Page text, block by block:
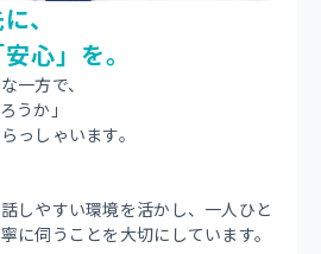
、
心」を。
一方で、
うか」
っしゃいます。
しやすい環境を活かし、一人ひと
に伺うことを大切にしています。